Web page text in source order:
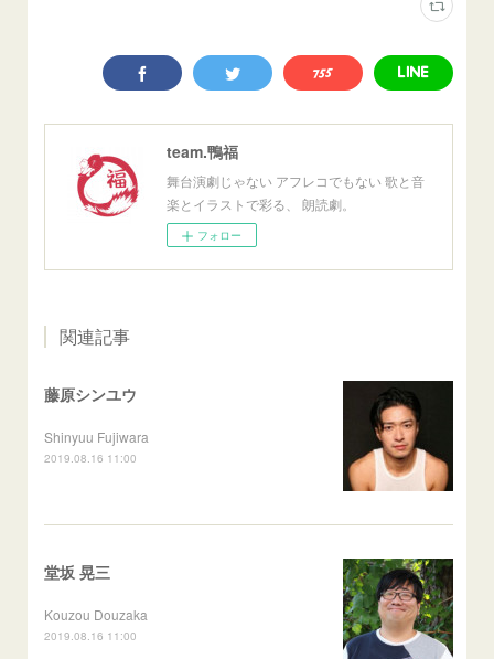
team.鴨福
舞台演劇じゃない アフレコでもない 歌と音
楽とイラストで彩る、 朗読劇。
フォロー
関連記事
藤原シンユウ
Shinyuu Fujiwara
2019.08.16 11:00
堂坂 晃三
Kouzou Douzaka
2019.08.16 11:00